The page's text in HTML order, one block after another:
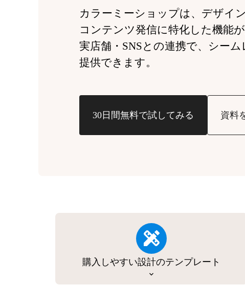
カラーミーショップは、 デザイ
コンテンツ発信に特化した機能が
実店舗・SNSとの連携で、 シーム
提供できます。
30日間無料で試してみる 資料
購入しやすい設計のテンプレート